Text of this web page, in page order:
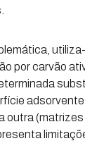
por carvão
outra